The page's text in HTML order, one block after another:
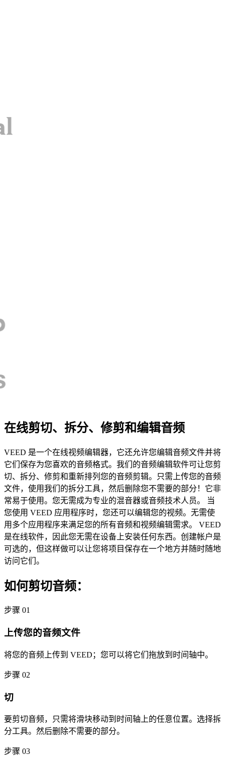
在线剪切、拆分、修剪和编辑音频
VEED 是一个在线视频编辑器，它还允许您编辑音频文件并将
它们保存为您喜欢的音频格式。我们的音频编辑软件可让您剪
切、拆分、修剪和重新排列您的音频剪辑。只需上传您的音频
文件，使用我们的拆分工具，然后删除您不需要的部分！它非
常易于使用。您无需成为专业的混音器或音频技术人员。 当
您使用 VEED 应用程序时，您还可以编辑您的视频。无需使
用多个应用程序来满足您的所有音频和视频编辑需求。 VEED
是在线软件，因此您无需在设备上安装任何东西。创建帐户是
可选的，但这样做可以让您将项目保存在一个地方并随时随地
访问它们。
如何剪切音频：
步骤 01
上传您的音频文件
将您的音频上传到 VEED；您可以将它们拖放到时间轴中。
步骤 02
切
要剪切音频，只需将滑块移动到时间轴上的任意位置。选择拆
分工具。然后删除不需要的部分。
步骤 03